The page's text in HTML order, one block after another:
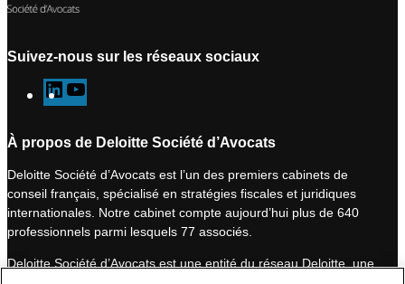
Suivez-nous sur les réseaux sociaux
L
i
k
e
d
I
n
o
T
u
b
e
À propos de Deloitte Société d’Avocats
Deloitte Société d’Avocats est l’un des premiers cabinets de
conseil français, spécialisé en stratégies fiscales et juridiques
internationales. Notre cabinet compte aujourd’hui plus de 640
professionnels parmi lesquels 77 associés.
Deloitte Société d’Avocats est une entité du réseau Deloitte, une